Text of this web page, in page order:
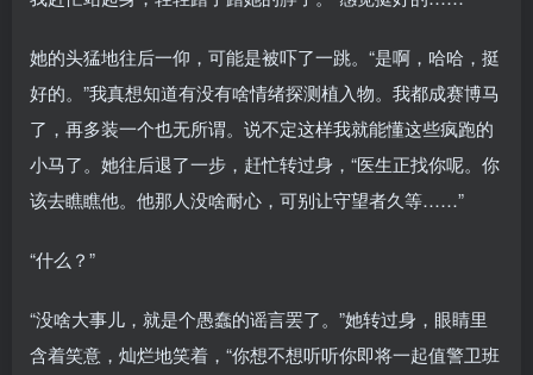
她的头猛地往后一仰，可能是被吓了一跳。“是啊，哈哈，挺
好的。”我真想知道有没有啥情绪探测植入物。我都成赛博马
了，再多装一个也无所谓。说不定这样我就能懂这些疯跑的
小马了。她往后退了一步，赶忙转过身，“医生正找你呢。你
该去瞧瞧他。他那人没啥耐心，可别让守望者久等……”
“什么？”
“没啥大事儿，就是个愚蠢的谣言罢了。”她转过身，眼睛里
含着笑意，灿烂地笑着，“你想不想听听你即将一起值警卫班